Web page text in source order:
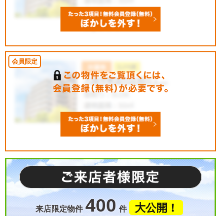
来店限定物件 400 件 大公開！